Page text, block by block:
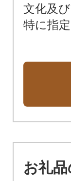
文化及
特に指
お礼